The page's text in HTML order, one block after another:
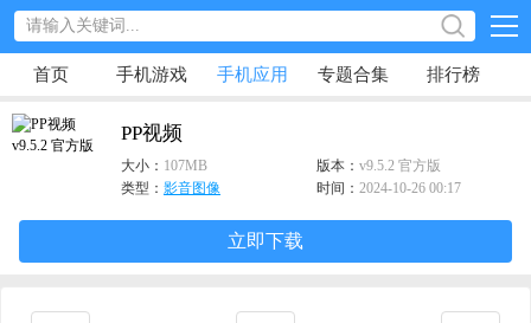
首页 手机游戏 手机应用 专题合集 排行榜
PP视频
大小： 107MB 版本： v9.5.2 官方版
类型： 影音图像 时间： 2024-10-26 00:17
立即下载